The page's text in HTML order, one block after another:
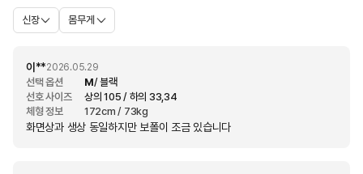
신장 몸무게
이**2026.05.29
선택 옵션 M/ 블랙
선호 사이즈
상의 105 / 하의 33,34
체형 정보
172cm / 73kg
화면상과 생상 동일하지만 보폴이 조금 있습니다